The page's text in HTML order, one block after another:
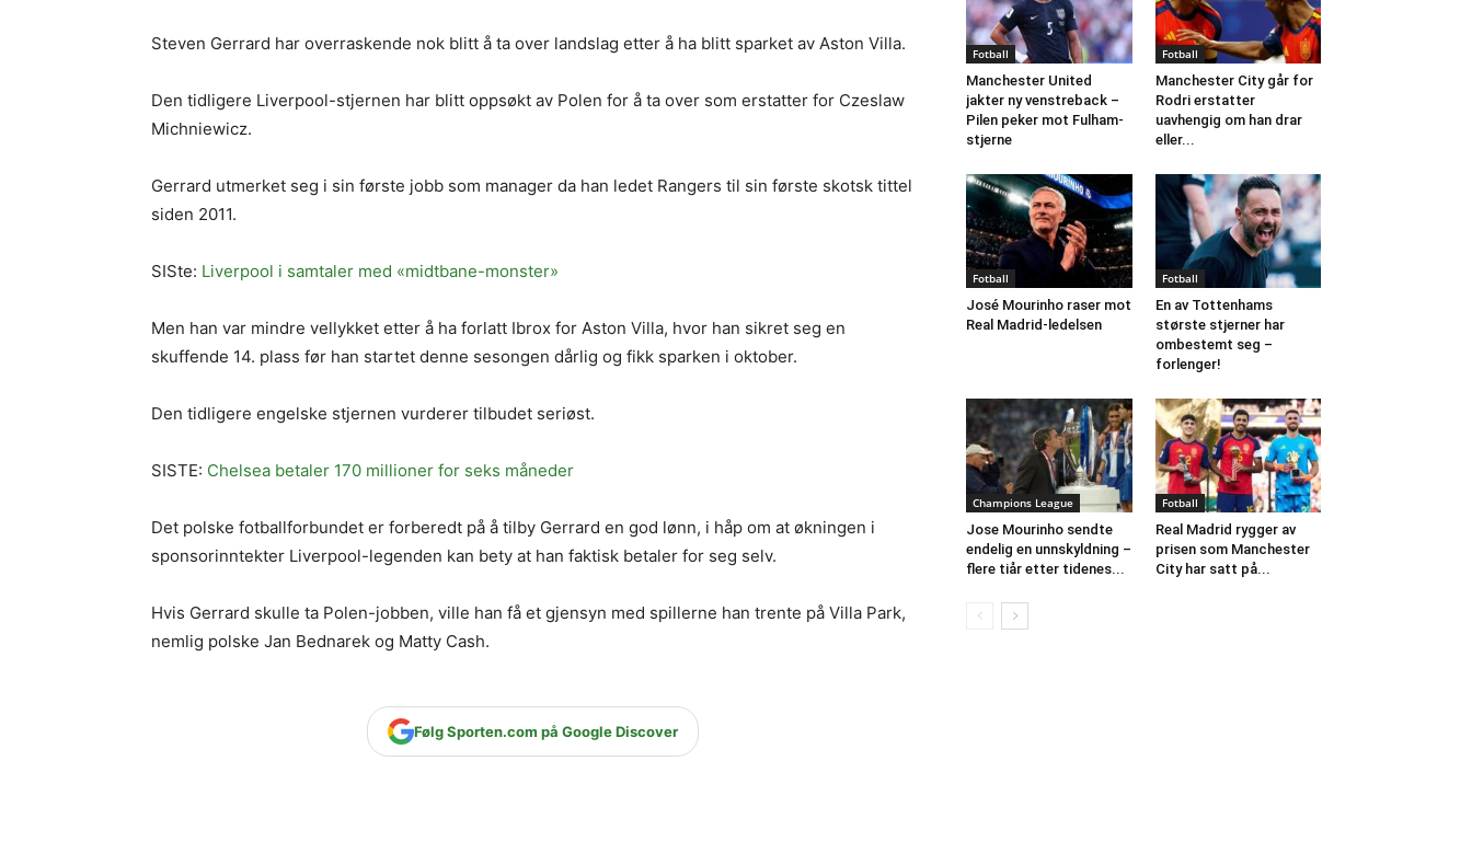
Steven Gerrard har overraskende nok blitt å ta over landslag etter å ha blitt sparket av Aston Villa.
Den tidligere Liverpool-stjernen har blitt oppsøkt av Polen for å ta over som erstatter for Czeslaw
Michniewicz.
Gerrard utmerket seg i sin første jobb som manager da han ledet Rangers til sin første skotsk tittel
siden 2011.
SISte: Liverpool i samtaler med «midtbane-monster»
Men han var mindre vellykket etter å ha forlatt Ibrox for Aston Villa, hvor han sikret seg en
skuffende 14. plass før han startet denne sesongen dårlig og fikk sparken i oktober.
Den tidligere engelske stjernen vurderer tilbudet seriøst.
SISTE: Chelsea betaler 170 millioner for seks måneder
Det polske fotballforbundet er forberedt på å tilby Gerrard en god lønn, i håp om at økningen i
sponsorinntekter Liverpool-legenden kan bety at han faktisk betaler for seg selv.
Hvis Gerrard skulle ta Polen-jobben, ville han få et gjensyn med spillerne han trente på Villa Park,
nemlig polske Jan Bednarek og Matty Cash.
Følg Sporten.com på Google Discover
Fotball
Manchester United
jakter ny venstreback –
Pilen peker mot Fulham-
stjerne
Fotball
Manchester City går for
Rodri erstatter
uavhengig om han drar
eller...
Fotball
José Mourinho raser mot
Real Madrid-ledelsen
Fotball
En av Tottenhams
største stjerner har
ombestemt seg –
forlenger!
Champions League
Jose Mourinho sendte
endelig en unnskyldning –
flere tiår etter tidenes...
Fotball
Real Madrid rygger av
prisen som Manchester
City har satt på...